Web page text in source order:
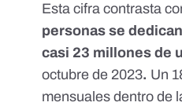
Esta cifra contrasta
personas se
casi 23 millones de
octubre de 2023. Un
mensuales dentro de